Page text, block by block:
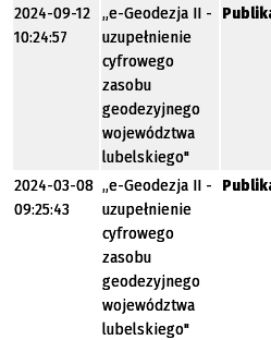
2024-09-12
10:24:57
„e-Geodezja II -
uzupełnienie
cyfrowego
zasobu
geodezyjnego
województwa
lubelskiego"
2024-03-08
09:25:43
„e-Geodezja II -
uzupełnienie
cyfrowego
zasobu
geodezyjnego
województwa
lubelskiego"